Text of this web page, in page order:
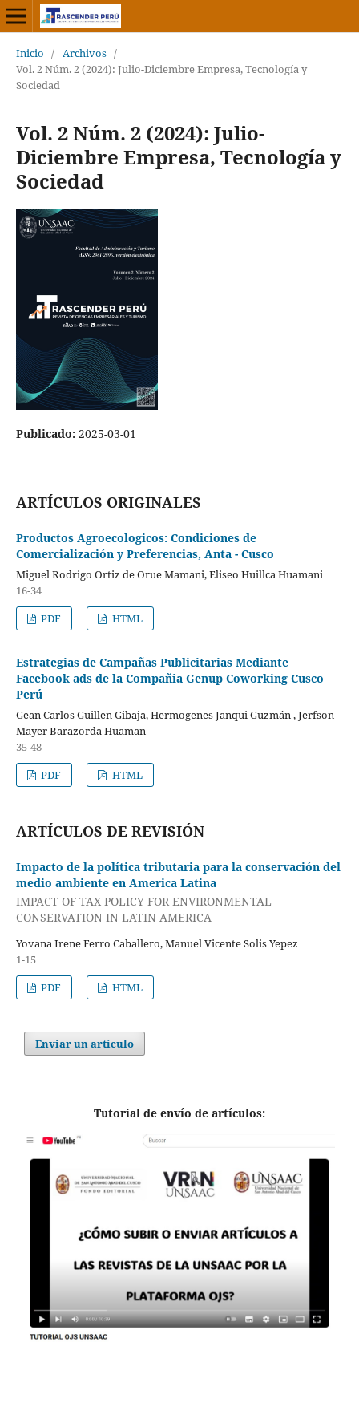
Inicio / Archivos /
Vol. 2 Núm. 2 (2024): Julio-Diciembre Empresa, Tecnología y
Sociedad
Vol. 2 Núm. 2 (2024): Julio-
Diciembre Empresa, Tecnología y
Sociedad
Publicado: 2025-03-01
ARTÍCULOS ORIGINALES
Productos Agroecologicos: Condiciones de
Comercialización y Preferencias, Anta - Cusco
Miguel Rodrigo Ortiz de Orue Mamani, Eliseo Huillca Huamani
16-34
PDF
HTML
Estrategias de Campañas Publicitarias Mediante
Facebook ads de la Compañia Genup Coworking Cusco
Perú
Gean Carlos Guillen Gibaja, Hermogenes Janqui Guzmán , Jerfson
Mayer Barazorda Huaman
35-48
PDF
HTML
ARTÍCULOS DE REVISIÓN
Impacto de la política tributaria para la conservación del
medio ambiente en America Latina
IMPACT OF TAX POLICY FOR ENVIRONMENTAL
CONSERVATION IN LATIN AMERICA
Yovana Irene Ferro Caballero, Manuel Vicente Solis Yepez
1-15
PDF
HTML
Enviar un artículo
Tutorial de envío de artículos: